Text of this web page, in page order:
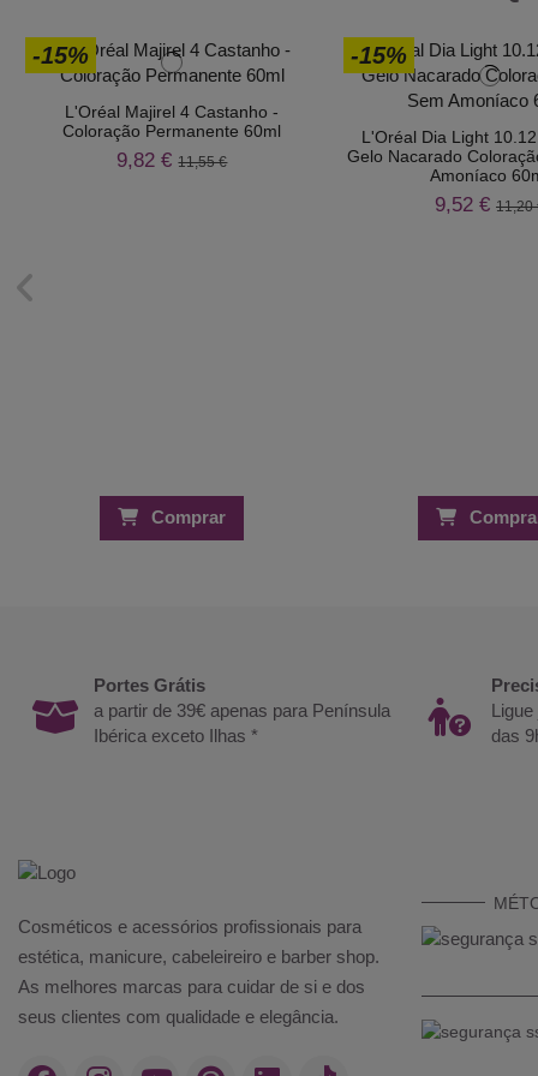
-15%
L'Oréal Majirel 4 Castanho -
Coloração Permanente 60ml
9,82 €11,55 €
Comprar
-15%
L'Oréal Dia Light
Gelo Nacarado
Amoníaco
9,52 € 11,20
Portes Grátis
a partir de 39€ apenas para Península
Ibérica exceto Ilhas *
das
Cosméticos e acessórios profissionais para
estética, manicure, cabeleireiro e barber shop.
As melhores marcas para cuidar de si e dos
seus clientes com qualidade e elegância.